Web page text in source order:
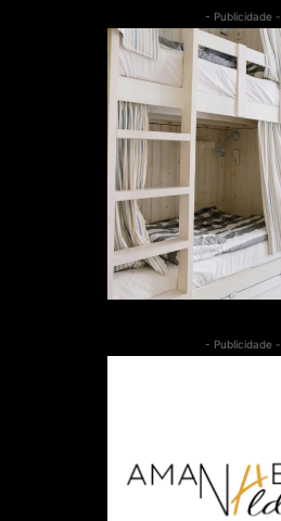
- Publicidade -
- Publicidade -